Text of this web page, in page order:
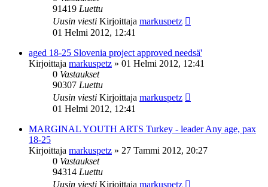
91419 Luettu
Uusin viesti Kirjoittaja markuspetz
01 Helmi 2012, 12:41
aged 18-25 Slovenia project approved needsä'
Kirjoittaja markuspetz » 01 Helmi 2012, 12:41
0 Vastaukset
90307 Luettu
Uusin viesti Kirjoittaja markuspetz
01 Helmi 2012, 12:41
MARGINAL YOUTH ARTS Turkey - leader Any age, pax
18-25
Kirjoittaja markuspetz » 27 Tammi 2012, 20:27
0 Vastaukset
94314 Luettu
Uusin viesti Kirjoittaja markuspetz